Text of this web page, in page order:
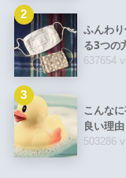
2
ふんわ
る3つの
637654
3
こんな
良い理由
503286